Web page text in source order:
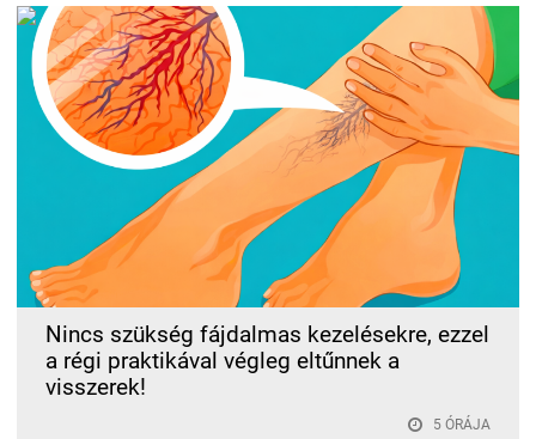
Nincs szükség fájdalmas kezelésekre, ezzel
a régi praktikával végleg eltűnnek a
visszerek!
5 ÓRÁJA